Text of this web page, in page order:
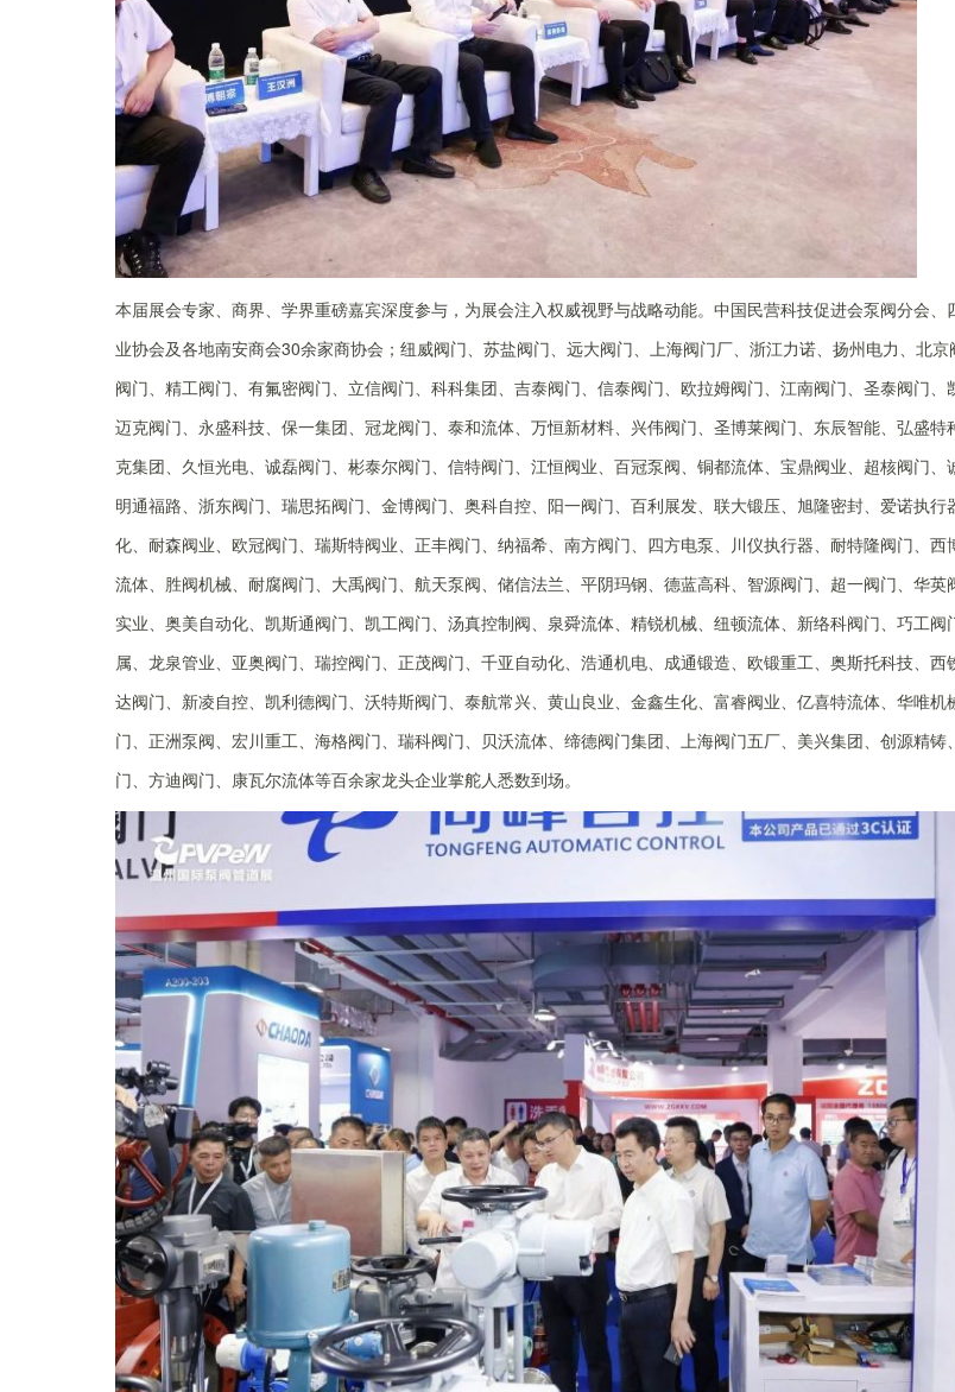
本届展会专家、商界、学界重磅嘉宾深度参与，为展会注入权威视野与战略动能。中国民营科技促进会泵阀分会、
业协会及各地南安商会30余家商协会；纽威阀门、苏盐阀门、远大阀门、上海阀门厂、浙江力诺、扬州电力、北京
阀门、精工阀门、有氟密阀门、立信阀门、科科集团、吉泰阀门、信泰阀门、欧拉姆阀门、江南阀门、圣泰阀门、
迈克阀门、永盛科技、保一集团、冠龙阀门、泰和流体、万恒新材料、兴伟阀门、圣博莱阀门、东辰智能、弘盛特
克集团、久恒光电、诚磊阀门、彬泰尔阀门、信特阀门、江恒阀业、百冠泵阀、铜都流体、宝鼎阀业、超核阀门、
明通福路、浙东阀门、瑞思拓阀门、金博阀门、奥科自控、阳一阀门、百利展发、联大锻压、旭隆密封、爱诺执行
化、耐森阀业、欧冠阀门、瑞斯特阀业、正丰阀门、纳福希、南方阀门、四方电泵、川仪执行器、耐特隆阀门、西
流体、胜阀机械、耐腐阀门、大禹阀门、航天泵阀、储信法兰、平阴玛钢、德蓝高科、智源阀门、超一阀门、华英
实业、奥美自动化、凯斯通阀门、凯工阀门、汤真控制阀、泉舜流体、精锐机械、纽顿流体、新络科阀门、巧工阀
属、龙泉管业、亚奥阀门、瑞控阀门、正茂阀门、千亚自动化、浩通机电、成通锻造、欧锻重工、奥斯托科技、西
达阀门、新凌自控、凯利德阀门、沃特斯阀门、泰航常兴、黄山良业、金鑫生化、富睿阀业、亿喜特流体、华唯机
门、正洲泵阀、宏川重工、海格阀门、瑞科阀门、贝沃流体、缔德阀门集团、上海阀门五厂、美兴集团、创源精铸
门、方迪阀门、康瓦尔流体等百余家龙头企业掌舵人悉数到场。